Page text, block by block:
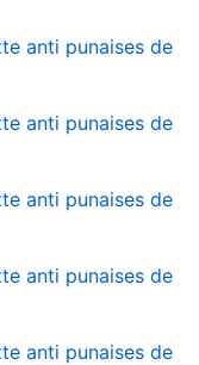
anti punaises de
anti punaises de
anti punaises de
anti punaises de
anti punaises de